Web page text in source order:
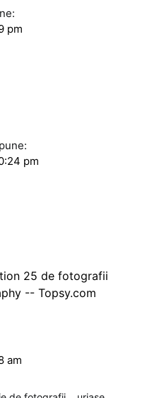
pm
pm
25 de fotografii
-- Topsy.com
am